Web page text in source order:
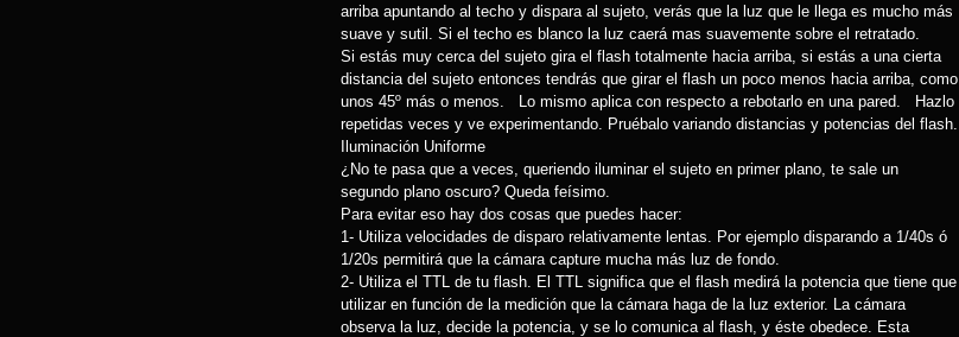
arriba apuntando al techo y dispara al sujeto, verás que la luz que le llega es mucho más
suave y sutil. Si el techo es blanco la luz caerá mas suavemente sobre el retratado.
Si estás muy cerca del sujeto gira el flash totalmente hacia arriba, si estás a una cierta
distancia del sujeto entonces tendrás que girar el flash un poco menos hacia arriba, como
unos 45º más o menos. Lo mismo aplica con respecto a rebotarlo en una pared. Hazlo
repetidas veces y ve experimentando. Pruébalo variando distancias y potencias del flash.
Iluminación Uniforme
¿No te pasa que a veces, queriendo iluminar el sujeto en primer plano, te sale un
segundo plano oscuro? Queda feísimo.
Para evitar eso hay dos cosas que puedes hacer:
1- Utiliza velocidades de disparo relativamente lentas. Por ejemplo disparando a 1/40s ó
1/20s permitirá que la cámara capture mucha más luz de fondo.
2- Utiliza el TTL de tu flash. El TTL significa que el flash medirá la potencia que tiene que
utilizar en función de la medición que la cámara haga de la luz exterior. La cámara
observa la luz, decide la potencia, y se lo comunica al flash, y éste obedece. Esta